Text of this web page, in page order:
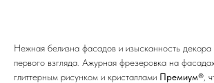
Нежная белизна фасадов и изысканность декора
первого взгляда. Ажурная фрезеровка на
глиттерным рисунком и кристаллами Премиум® ,